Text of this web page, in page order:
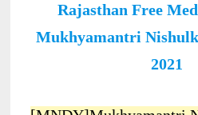
Rajasthan Free
Mukhyamantri Nishulk
2021